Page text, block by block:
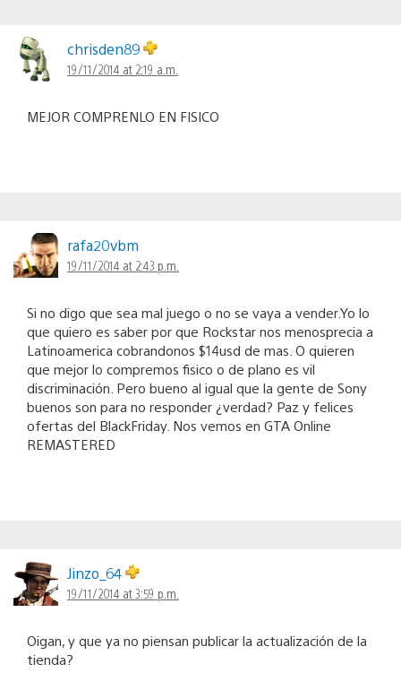
chrisden89
19/11/2014 at 2:19 a.m.
MEJOR COMPRENLO EN FISICO
rafa20vbm
19/11/2014 at 2:43 p.m.
Si no digo que sea mal juego o no se vaya a vender.Yo lo
que quiero es saber por que Rockstar nos menosprecia a
Latinoamerica cobrandonos $14usd de mas. O quieren
que mejor lo compremos fisico o de plano es vil
discriminación. Pero bueno al igual que la gente de Sony
buenos son para no responder ¿verdad? Paz y felices
ofertas del BlackFriday. Nos vemos en GTA Online
REMASTERED
Jinzo_64
19/11/2014 at 3:59 p.m.
Oigan, y que ya no piensan publicar la actualización de la
tienda?